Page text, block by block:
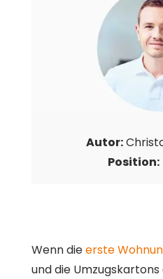
Autor:
Position:
Wenn dieerste
und die